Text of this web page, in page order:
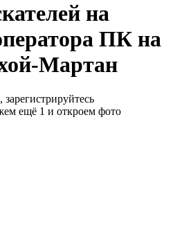
на
ПК на
Мартан
ещё 1 и откроем фото